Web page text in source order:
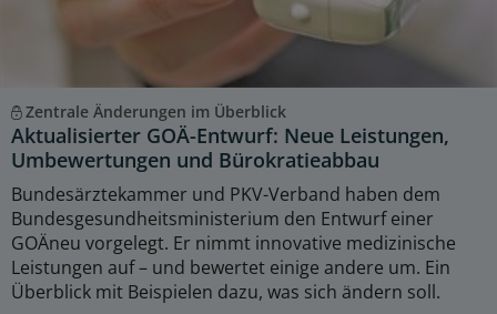
Zentrale Änderungen im Überblick
Aktualisierter GOÄ-Entwurf: Neue Leistungen,
Umbewertungen und Bürokratieabbau
Bundesärztekammer und PKV-Verband haben dem
Bundesgesundheitsministerium den Entwurf einer
GOÄneu vorgelegt. Er nimmt innovative medizinische
Leistungen auf – und bewertet einige andere um. Ein
Überblick mit Beispielen dazu, was sich ändern soll.